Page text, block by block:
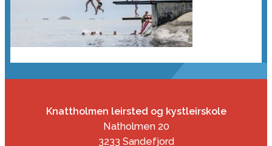
Knattholmen leirsted og kystleirskole
Natholmen 20
3233 Sandefjord